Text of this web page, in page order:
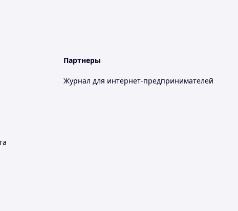
Партнеры
Журнал для интернет-предпринимателей